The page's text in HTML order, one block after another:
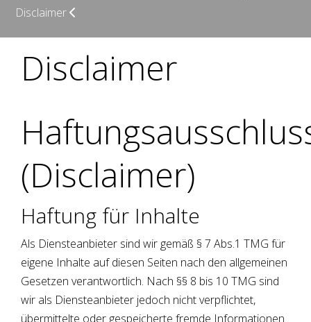
Disclaimer
Disclaimer
(Disclaimer)
Haftung für Inhalte
Als Diensteanbieter sind wir gemäß § 7 Abs.1 TMG für
eigene Inhalte auf diesen Seiten nach den allgemeinen
Gesetzen verantwortlich. Nach §§ 8 bis 10 TMG sind
wir als Diensteanbieter jedoch nicht verpflichtet,
übermittelte oder gespeicherte fremde Informationen